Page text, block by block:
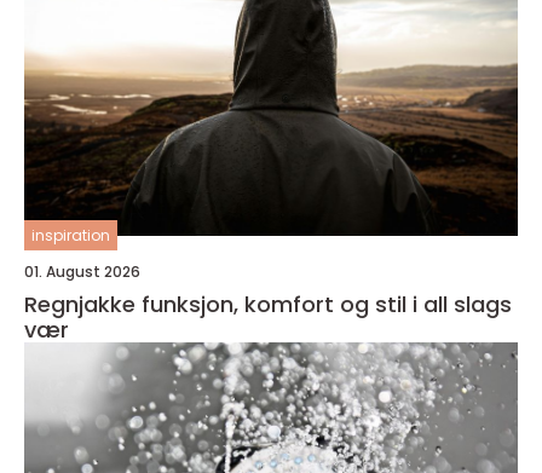
inspiration
01. August 2026
Regnjakke funksjon, komfort og stil i all slags
vær